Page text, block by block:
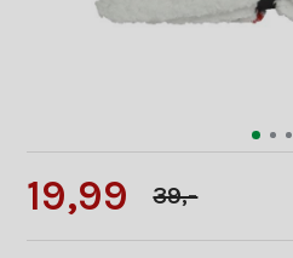
19,99 39,-